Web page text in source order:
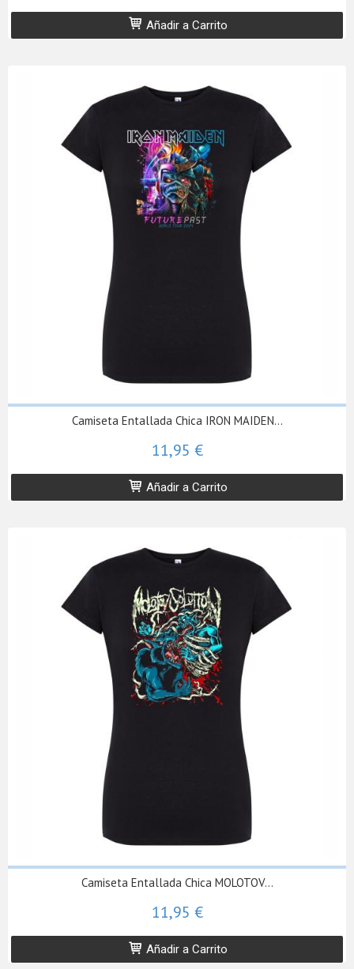
Añadir a Carrito
Camiseta Entallada Chica IRON MAIDEN...
11,95 €
Añadir a Carrito
Camiseta Entallada Chica MOLOTOV...
11,95 €
Añadir a Carrito